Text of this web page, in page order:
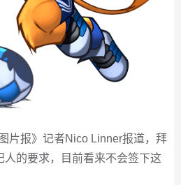
片报》记者Nico Linner报道，拜
的要求，目前看来不会签下这